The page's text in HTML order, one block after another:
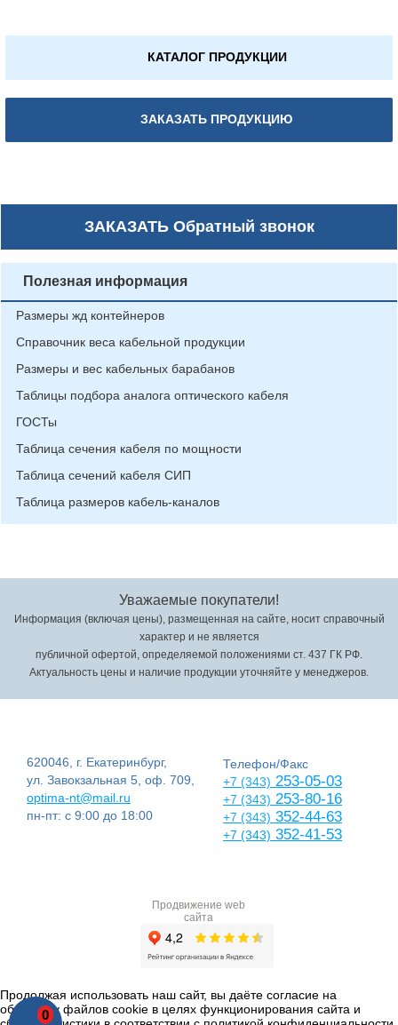
КАТАЛОГ ПРОДУКЦИИ
ЗАКАЗАТЬ ПРОДУКЦИЮ
ЗАКАЗАТЬОбратный звонок
0
Полезная информация
Размеры жд контейнеров
Справочник веса кабельной продукции
Размеры и вес кабельных барабанов
Таблицы подбора аналога оптического кабеля
ГОСТы
Таблица сечения кабеля по мощности
Таблица сечений кабеля СИП
Таблица размеров кабель-каналов
Уважаемые покупатели!
Информация (включая цены), размещенная на сайте, носит справочный
характер и не является
публичной офертой, определяемой положениями ст. 437 ГК РФ.
Актуальность цены и наличие продукции уточняйте у менеджеров.
620046, г. Екатеринбург,
ул. Завокзальная 5, оф. 709,
optima-nt@mail.ru
пн-пт: с 9:00 до 18:00
Телефон/Факс
+7 (343) 253-05-03
+7 (343) 253-80-16
+7 (343) 352-44-63
+7 (343) 352-41-53
Продвижение web
сайта
Продолжая использовать наш сайт, вы даёте согласие на
обработку файлов cookie в целях функционирования сайта и